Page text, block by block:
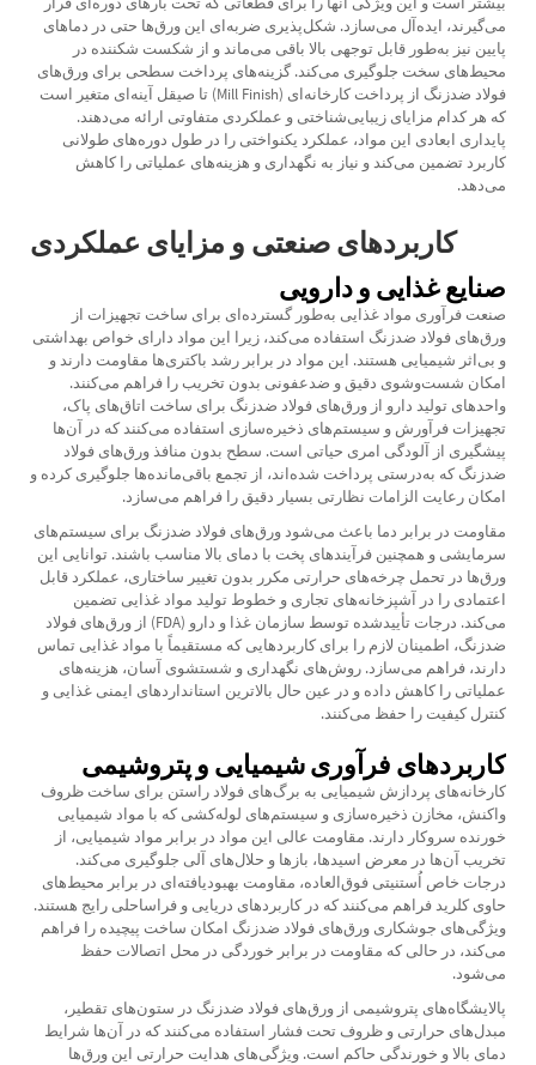
می‌گیرند، ایده‌آل می‌سازد. شکل‌پذیری ضربه‌ای این ورق‌ها حتی در دماهای
پایین نیز به‌طور قابل توجهی بالا باقی می‌ماند و از شکست شکننده در
محیط‌های سخت جلوگیری می‌کند. گزینه‌های پرداخت سطحی برای ورق‌های
فولاد ضدزنگ از پرداخت کارخانه‌ای (Mill Finish) تا صیقل آینه‌ای متغیر است
که هر کدام مزایای زیبایی‌شناختی و عملکردی متفاوتی ارائه می‌دهند.
پایداری ابعادی این مواد، عملکرد یکنواختی را در طول دوره‌های طولانی
کاربرد تضمین می‌کند و نیاز به نگهداری و هزینه‌های عملیاتی را کاهش
می‌دهد.
کاربردهای صنعتی و مزایای عملکردی
صنایع غذایی و دارویی
صنعت فرآوری مواد غذایی به‌طور گسترده‌ای برای ساخت تجهیزات از
ورق‌های فولاد ضدزنگ استفاده می‌کند، زیرا این مواد دارای خواص بهداشتی
و بی‌اثر شیمیایی هستند. این مواد در برابر رشد باکتری‌ها مقاومت دارند و
امکان شست‌وشوی دقیق و ضدعفونی بدون تخریب را فراهم می‌کنند.
واحدهای تولید دارو از ورق‌های فولاد ضدزنگ برای ساخت اتاق‌های پاک،
تجهیزات فرآورش و سیستم‌های ذخیره‌سازی استفاده می‌کنند که در آن‌ها
پیشگیری از آلودگی امری حیاتی است. سطح بدون منافذ ورق‌های فولاد
ضدزنگ که به‌درستی پرداخت شده‌اند، از تجمع باقی‌مانده‌ها جلوگیری کرده و
امکان رعایت الزامات نظارتی بسیار دقیق را فراهم می‌سازد.
مقاومت در برابر دما باعث می‌شود ورق‌های فولاد ضدزنگ برای سیستم‌های
سرمایشی و همچنین فرآیندهای پخت با دمای بالا مناسب باشند. توانایی این
ورق‌ها در تحمل چرخه‌های حرارتی مکرر بدون تغییر ساختاری، عملکرد قابل
اعتمادی را در آشپزخانه‌های تجاری و خطوط تولید مواد غذایی تضمین
می‌کند. درجات تأییدشده توسط سازمان غذا و دارو (FDA) از ورق‌های فولاد
ضدزنگ، اطمینان لازم را برای کاربردهایی که مستقیماً با مواد غذایی تماس
دارند، فراهم می‌سازد. روش‌های نگهداری و شستشوی آسان، هزینه‌های
عملیاتی را کاهش داده و در عین حال بالاترین استانداردهای ایمنی غذایی و
کنترل کیفیت را حفظ می‌کنند.
کاربردهای فرآوری شیمیایی و پتروشیمی
کارخانه‌های پردازش شیمیایی به برگ‌های فولاد راستن برای ساخت ظروف
واکنش، مخازن ذخیره‌سازی و سیستم‌های لوله‌کشی که با مواد شیمیایی
خورنده سروکار دارند. مقاومت عالی این مواد در برابر مواد شیمیایی، از
تخریب آن‌ها در معرض اسیدها، بازها و حلال‌های آلی جلوگیری می‌کند.
درجات خاص اُستنیتی فوق‌العاده، مقاومت بهبودیافته‌ای در برابر محیط‌های
حاوی کلرید فراهم می‌کنند که در کاربردهای دریایی و فراساحلی رایج هستند.
ویژگی‌های جوشکاری ورق‌های فولاد ضدزنگ امکان ساخت پیچیده را فراهم
می‌کند، در حالی که مقاومت در برابر خوردگی در محل اتصالات حفظ
می‌شود.
پالایشگاه‌های پتروشیمی از ورق‌های فولاد ضدزنگ در ستون‌های تقطیر،
مبدل‌های حرارتی و ظروف تحت فشار استفاده می‌کنند که در آن‌ها شرایط
دمای بالا و خورندگی حاکم است. ویژگی‌های هدایت حرارتی این ورق‌ها